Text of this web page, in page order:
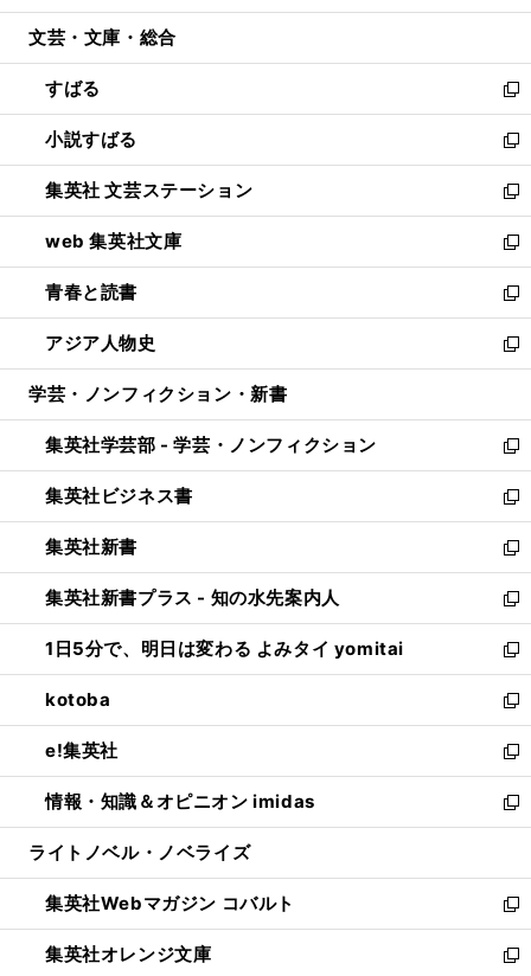
開
ウ
開
く
ン
ウ
で
開
く
ウ
ン
ド
ウ
で
開
く
文芸・文庫・総合
すばる
新
し
い
ウ
ィ
ン
ド
ウ
で
開
く
小説すばる
新
し
い
ウ
ィ
ン
ド
ウ
で
開
集英社 文芸ステーション
新
し
い
ウ
ィ
ン
ド
ウ
開
く
web 集英社文庫
新
し
い
ウ
ィ
ン
ウ
で
開
く
青春と読書
新
し
い
ウ
ン
ド
ウ
で
開
く
アジア人物史
新
し
ウ
ィ
ン
ド
ウ
で
開
く
学芸・ノンフィクション・新書
集英社学芸部 - 学芸・ノンフィクション
新
し
い
ウ
ィ
ン
ド
ウ
で
開
く
集英社ビジネス書
新
し
い
ウ
ィ
ン
ド
ウ
で
開
く
集英社新書
新
し
い
ウ
ィ
ン
ド
ウ
で
開
く
集英社新書プラス - 知の水先案内人
新
し
い
ウ
ィ
ン
ド
ウ
で
開
1日5分で、明日は変わる よみタイ yomitai
新
し
い
ウ
ィ
ン
ド
ウ
開
く
kotoba
新
し
い
ウ
ィ
ン
ウ
で
開
く
e!集英社
新
し
い
ウ
ン
ド
ウ
で
情報・知識＆オピニオン imidas
新
し
ウ
ィ
ン
ド
ライトノベル・ノベライズ
集英社Webマガジン コバルト
新
し
い
集英社オレンジ文庫
新